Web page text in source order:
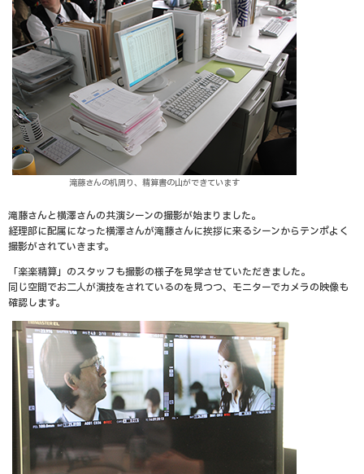
滝藤さんの机周り、精算書の山ができています
滝藤さんと横澤さんの共演シーンの撮影が始まりました。
経理部に配属になった横澤さんが滝藤さんに挨拶に来るシーンからテンポよく
撮影がされていきます。
「楽楽精算」のスタッフも撮影の様子を見学させていただきました。
同じ空間でお二人が演技をされているのを見つつ、モニターでカメラの映像も
確認します。